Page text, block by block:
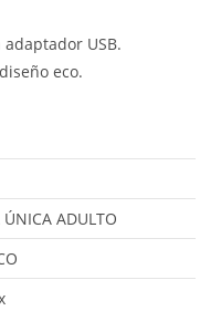
USB.
eco.
ÚNICA ADULTO